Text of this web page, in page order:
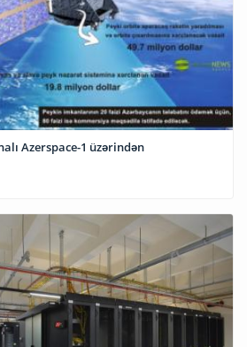
Azerspace-1 üzərindən